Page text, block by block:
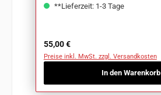
**Lieferzeit: 1-3 Tage
Regulärer Preis:
55,00 €
Preise inkl. MwSt. zzgl. Versandkosten
In den Warenkorb